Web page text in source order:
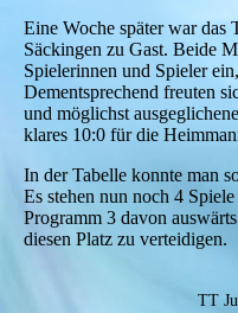
Eine Woche später war das
Säckingen zu Gast. Beide
Spielerinnen und Spieler
Dementsprechend freuten
und möglichst
klares 10:0 für die
In der Tabelle konnte man
Es stehen nun noch 4
Programm 3 davon
diesen Platz zu verteidigen.
TT